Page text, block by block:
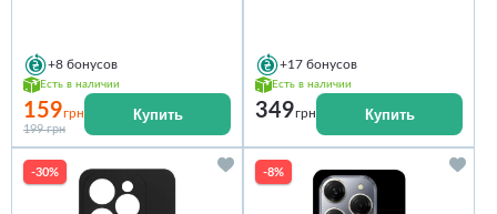
+8 бонусов
Есть в наличии
159грн
199 грн
Купить
+17 бонусов
Есть в наличии
349грн Купить
-30% -8%